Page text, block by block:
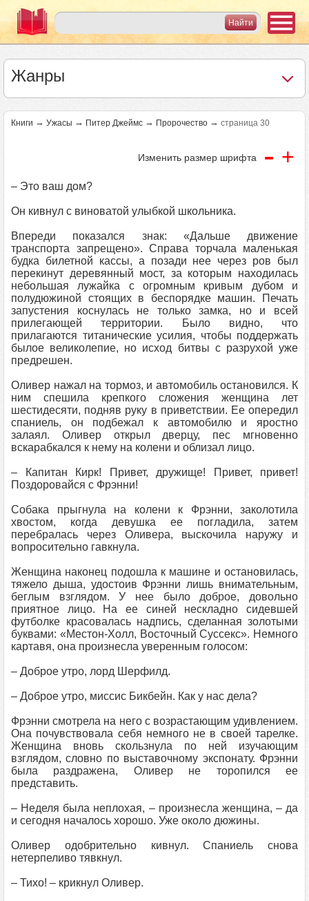
Жанры
Книги → Ужасы → Питер Джеймс → Пророчество → страница 30
Изменить размер шрифта - +
– Это ваш дом?
Он кивнул с виноватой улыбкой школьника.
Впереди показался знак: «Дальше движение
транспорта запрещено». Справа торчала маленькая
будка билетной кассы, а позади нее через ров был
перекинут деревянный мост, за которым находилась
небольшая лужайка с огромным кривым дубом и
полудюжиной стоящих в беспорядке машин. Печать
запустения коснулась не только замка, но и всей
прилегающей территории. Было видно, что
прилагаются титанические усилия, чтобы поддержать
былое великолепие, но исход битвы с разрухой уже
предрешен.
Оливер нажал на тормоз, и автомобиль остановился. К
ним спешила крепкого сложения женщина лет
шестидесяти, подняв руку в приветствии. Ее опередил
спаниель, он подбежал к автомобилю и яростно
залаял. Оливер открыл дверцу, пес мгновенно
вскарабкался к нему на колени и облизал лицо.
– Капитан Кирк! Привет, дружище! Привет, привет!
Поздоровайся с Фрэнни!
Собака прыгнула на колени к Фрэнни, заколотила
хвостом, когда девушка ее погладила, затем
перебралась через Оливера, выскочила наружу и
вопросительно гавкнула.
Женщина наконец подошла к машине и остановилась,
тяжело дыша, удостоив Фрэнни лишь внимательным,
беглым взглядом. У нее было доброе, довольно
приятное лицо. На ее синей нескладно сидевшей
футболке красовалась надпись, сделанная золотыми
буквами: «Местон‑Холл, Восточный Суссекс». Немного
картавя, она произнесла уверенным голосом:
– Доброе утро, лорд Шерфилд.
– Доброе утро, миссис Бикбейн. Как у нас дела?
Фрэнни смотрела на него с возрастающим удивлением.
Она почувствовала себя немного не в своей тарелке.
Женщина вновь скользнула по ней изучающим
взглядом, словно по выставочному экспонату. Фрэнни
была раздражена, Оливер не торопился ее
представить.
– Неделя была неплохая, – произнесла женщина, – да
и сегодня началось хорошо. Уже около дюжины.
Оливер одобрительно кивнул. Спаниель снова
нетерпеливо тявкнул.
– Тихо! – крикнул Оливер.